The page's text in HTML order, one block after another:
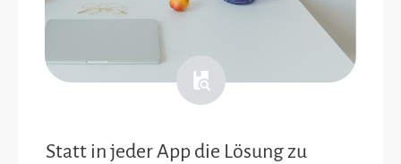
Statt in jeder App die Lösung zu